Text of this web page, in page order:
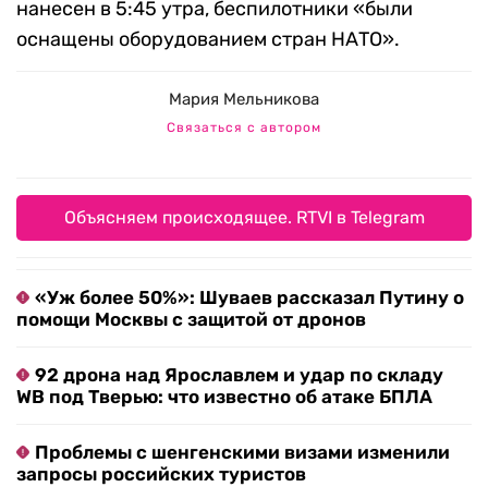
нанесен в 5:45 утра, беспилотники «были
оснащены оборудованием стран НАТО».
Мария Мельникова
Связаться с автором
Объясняем происходящее. RTVI в Telegram
«Уж более 50%»: Шуваев рассказал Путину о
помощи Москвы с защитой от дронов
92 дрона над Ярославлем и удар по складу
WB под Тверью: что известно об атаке БПЛА
Проблемы с шенгенскими визами изменили
запросы российских туристов